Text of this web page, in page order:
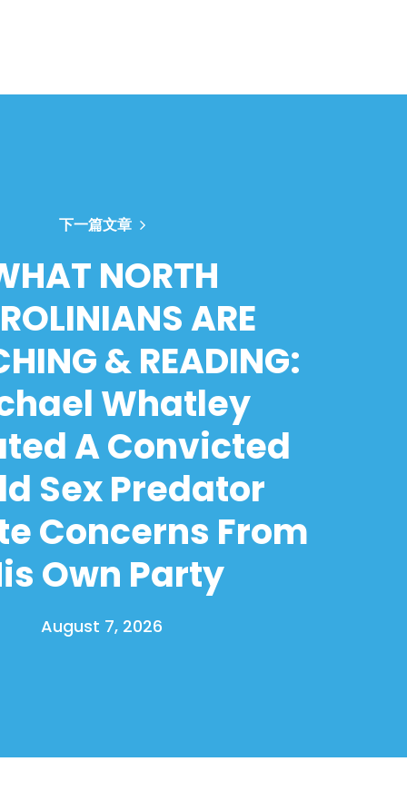
下一篇文章
NORTH
ARE
& READING:
Whatley
A Convicted
Sex Predator
Concerns From
Own Party
August 7, 2026